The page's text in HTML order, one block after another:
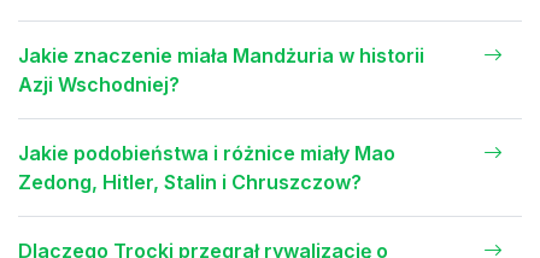
Jakie znaczenie miała Mandżuria w historii
Azji Wschodniej?
Jakie podobieństwa i różnice miały Mao
Zedong, Hitler, Stalin i Chruszczow?
Dlaczego Trocki przegrał rywalizację o